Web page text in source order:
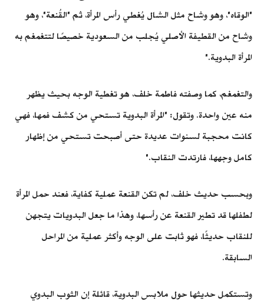
"الوقاه"، وهو وشاح مثل الشال يُغطي رأس المرأة، ثم "القُنعة"، وهو
وشاح من القطيفة الأصلي يُجلب من السعودية خصيصًا لتتغمغم به
المرأة البدوية."
والتغمغم، كما وصفته فاطمة خلف، هو تغطية الوجه بحيث يظهر
منه عين واحدة. وتقول: "المرأة البدوية تستحي من كشف فمها، فهي
كانت محجبة لسنوات عديدة حتى أصبحت تستحي من إظهار
كامل وجهها، فارتدت النقاب."
وبحسب حديث خلف، لم تكن القنعة عملية كفاية، فعند حمل المرأة
لطفلها قد تطير القنعة عن رأسها، وهذا ما جعل البدويات يتجهن
للنقاب حديثًا، فهو ثابت على الوجه وأكثر عملية من المراحل
السابقة.
وتستكمل حديثها حول ملابس البدوية، قائلة إن الثوب البدوي